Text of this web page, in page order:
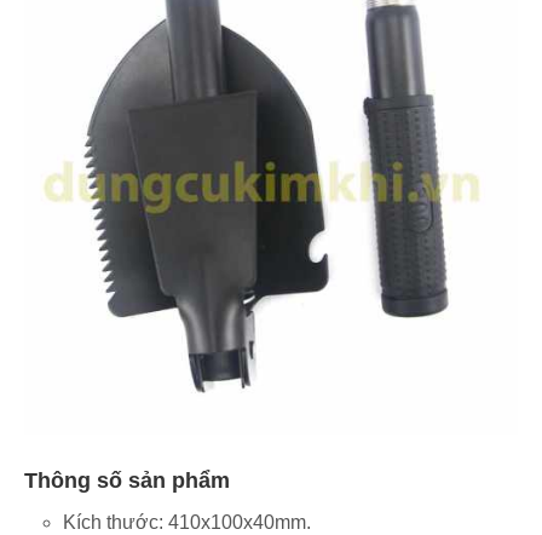
Thông số sản phẩm
Kích thước: 410x100x40mm.